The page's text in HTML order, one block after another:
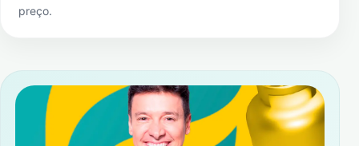
preço.